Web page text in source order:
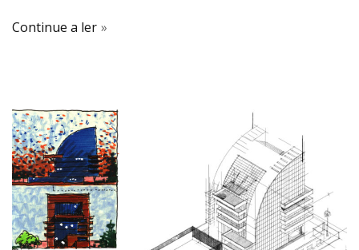
Continue a ler